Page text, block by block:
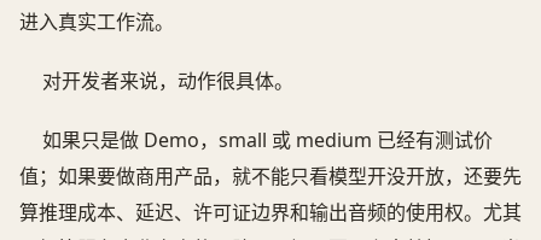
进入真实工作流。
对开发者来说，动作很具体。
如果只是做 Demo，small 或 medium 已经有测试价
值；如果要做商用产品，就不能只看模型开没开放，还要先
算推理成本、延迟、许可证边界和输出音频的使用权。尤其